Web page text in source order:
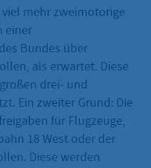
mehr zweimotorige
einer
Bundes über
als erwartet. Diese
drei- und
Ein zweiter Grund: Die
für Flugzeuge,
18 West oder der
Diese werden